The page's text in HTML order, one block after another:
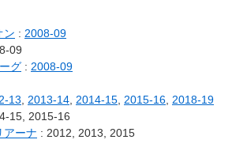
ン : 2008-09
09
グ : 2008-09
13 2013-14 2014-15 2015-16 2018-19
15, 2015-16
アーナ : 2012, 2013, 2015